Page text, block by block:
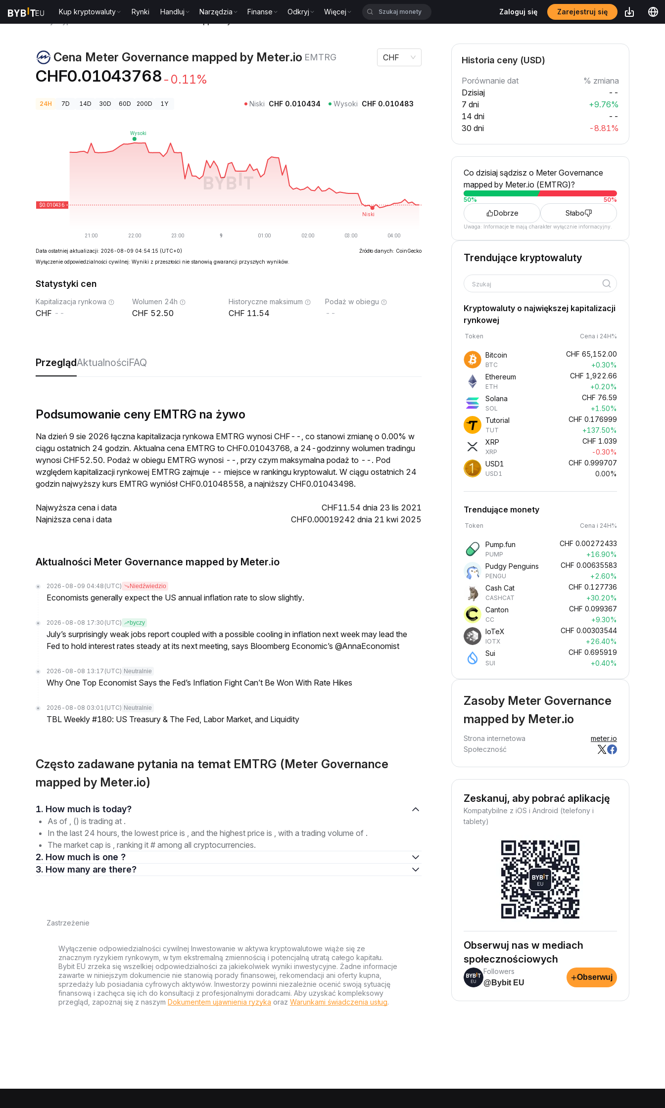
Kup kryptowaluty Rynki Handluj Narzędzia Finanse Odkryj Więcej Zaloguj się Zarejestruj się
Cena Meter Governance mapped by Meter.io EMTRG
CHF0.01043768 -0.11%
CHF
24H 7D 14D 30D 60D 200D 1Y Niski CHF 0.010434 Wysoki CHF 0.010483
Data ostatniej aktualizacji: 2026-08-09 04:54:15 (UTC+0)
Źródło danych: CoinGecko
Wyłączenie odpowiedzialności cywilnej: Wyniki z przeszłości nie stanowią gwarancji przyszłych wyników.
Statystyki cen
Kapitalizacja rynkowa
--
Wolumen 24h
52.50
Historyczne maksimum
11.54
Podaż w obiegu
--
PrzeglądAktualnościFAQ
Podsumowanie ceny EMTRG na żywo
Na dzień 9 sie 2026 łączna kapitalizacja rynkowa EMTRG wynosi CHF--, co stanowi zmianę o 0.00% w
ciągu ostatnich 24 godzin. Aktualna cena EMTRG to CHF0.01043768, a 24-godzinny wolumen tradingu
wynosi CHF52.50. Podaż w obiegu EMTRG wynosi --, przy czym maksymalna podaż to --. Pod
względem kapitalizacji rynkowej EMTRG zajmuje -- miejsce w rankingu kryptowalut. W ciągu ostatnich 24
godzin najwyższy kurs EMTRG wyniósł CHF0.01048558, a najniższy CHF0.01043498.
Najwyższa cena i data
CHF11.54 dnia 23 lis 2021
Najniższa cena i data
CHF0.00019242 dnia 21 kwi 2025
Aktualności Meter Governance mapped by Meter.io
2026-08-09 04:48 (UTC) Niedźwiedzio
Economists generally expect the US annual inflation rate to slow slightly.
2026-08-08 17:30 (UTC) byczy
July’s surprisingly weak jobs report coupled with a possible cooling in inflation next week may lead the
Fed to hold interest rates steady at its next meeting, says Bloomberg Economic’s @AnnaEconomist
2026-08-08 13:17 (UTC) Neutralnie
Why One Top Economist Says the Fed’s Inflation Fight Can’t Be Won With Rate Hikes
2026-08-08 03:01 (UTC) Neutralnie
TBL Weekly #180: US Treasury & The Fed, Labor Market, and Liquidity
Często zadawane pytania na temat EMTRG (Meter Governance
mapped by Meter.io)
1. How much is today?
As of , () is trading at .
In the last 24 hours, the lowest price is , and the highest price is , with a trading volume of .
The market cap is , ranking it # among all cryptocurrencies.
2. How much is one ?
3. How many are there?
Zastrzeżenie
Wyłączenie odpowiedzialności cywilnej Inwestowanie w aktywa kryptowalutowe wiąże się ze
znacznym ryzykiem rynkowym, w tym ekstremalną zmiennością i potencjalną utratą całego kapitału.
Bybit EU zrzeka się wszelkiej odpowiedzialności za jakiekolwiek wyniki inwestycyjne. Żadne informacje
zawarte w niniejszym dokumencie nie stanowią porady finansowej, rekomendacji ani oferty kupna,
sprzedaży lub posiadania cyfrowych aktywów. Inwestorzy powinni niezależnie ocenić swoją sytuację
finansową i zachęca się ich do konsultacji z profesjonalnymi doradcami. Aby uzyskać kompleksowy
przegląd, zapoznaj się z naszym Dokumentem ujawnienia ryzyka oraz Warunkami świadczenia usług.
Historia ceny (USD)
Porównanie dat
% zmiana
Dzisiaj
--
7 dni
+9.76%
14 dni
--
30 dni
-8.81%
Co dzisiaj sądzisz o Meter Governance
mapped by Meter.io (EMTRG)?
50% 50%
Dobrze Słabo
Uwaga: Informacje te mają charakter wyłącznie informacyjny.
Trendujące kryptowaluty
Szukaj
Kryptowaluty o największej kapitalizacji
rynkowej
Token Cena i 24H%
Bitcoin
BTC
CHF 65,152.00
+0.30%
Ethereum
ETH
CHF 1,922.66
+0.20%
Solana
SOL
CHF 76.59
+1.50%
Tutorial
TUT
CHF 0.176999
+137.50%
XRP
XRP
CHF 1.039
-0.30%
USD1
USD1
CHF 0.999707
0.00%
Trendujące monety
Token Cena i 24H%
Pump.fun
PUMP
CHF 0.00272433
+16.90%
Pudgy Penguins
PENGU
CHF 0.00635583
+2.60%
Cash Cat
CASHCAT
CHF 0.127736
+30.20%
Canton
CC
CHF 0.099367
+9.30%
IoTeX
IOTX
CHF 0.00303544
+26.40%
Sui
SUI
CHF 0.695919
+0.40%
Zasoby Meter Governance
mapped by Meter.io
Strona internetowa
meter.io
Społeczność
Zeskanuj, aby pobrać aplikację
Kompatybilne z iOS i Android (telefony i
tablety)
Obserwuj nas w mediach
społecznościowych
Followers
@Bybit EU
+Obserwuj